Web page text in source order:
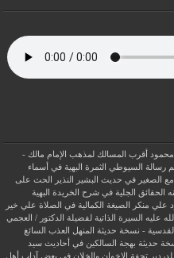
محمود
أقرب المسالك لمذهب الإمام مالك -
رسالة السيوطي
الثمرة البهية في أسماء
الصغير في حديث البشير النذير
الحث على
الحقائق الجلية في شرح الخريدة البهية
علي منكر الصيغة الكمالية في الصلاة علي خير
عليه
السيرة الذاتية لفضيلة الدكتور / العجمي
القدسية - نسخة حديثة
المنهل العذب السائغ
حديثة بهجة السالكين في أحاديث سيد
تحفة الإخوان والخلان في بعض آداب أهل